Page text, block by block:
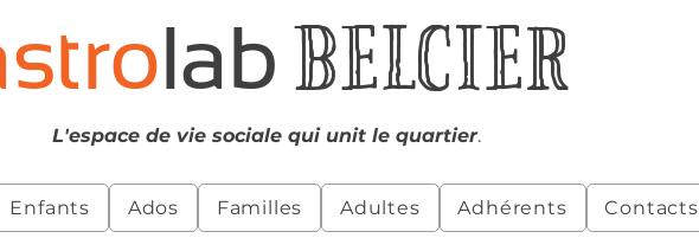
labBELCIER
L'espace de vie sociale qui unit le quartier.
Enfants Ados Familles Adultes Adhérents Contacts